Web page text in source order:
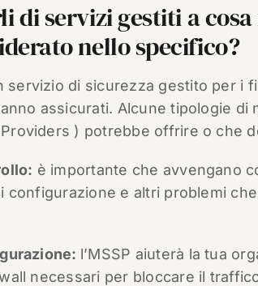
di servizi gestiti a
nello specifico?
servizio di sicurezza gestito per i
assicurati. Alcune tipologie di
) potrebbe offrire o che
è importante che avvengano
configurazione e altri problemi
l’MSSP aiuterà la tua
necessari per bloccare il